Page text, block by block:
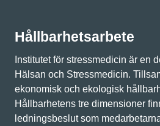
Hållbarhetsarbete
Institutet för stressmedicin är en
Hälsan och Stressmedicin.
ekonomisk och ekologisk
Hållbarhetens tre dimensioner
ledningsbeslut som